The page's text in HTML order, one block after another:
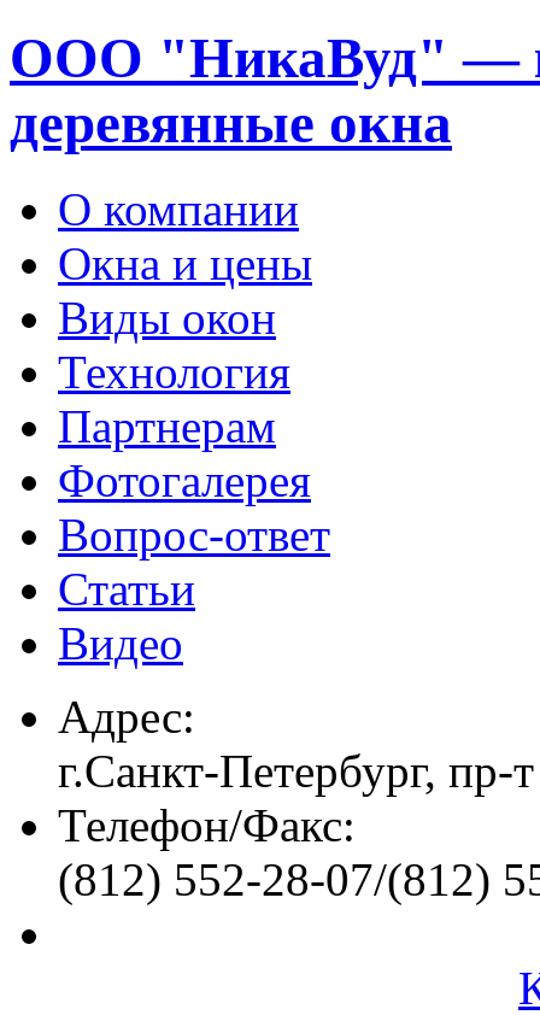
ООО "НикаВуд" —
деревянные окна
О компании
Окна и цены
Виды окон
Технология
Партнерам
Фотогалерея
Вопрос-ответ
Статьи
Видео
Адрес:
г.Санкт-Петербург, пр-
Телефон/Факс:
(812) 552-28-07/(812)